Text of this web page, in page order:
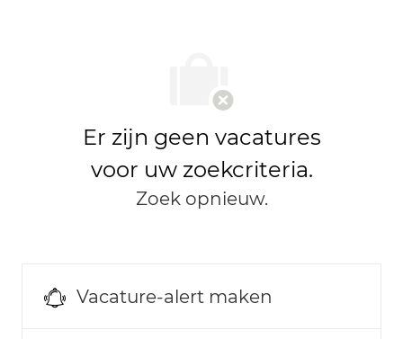
Er zijn geen vacatures
voor uw zoekcriteria.
Zoek opnieuw.
Vacature-alert maken